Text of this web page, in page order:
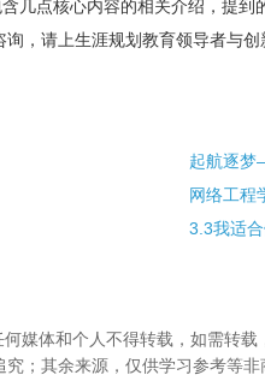
几点核心内容的相关介绍，提到
，请上生涯规划教育领导者与创
何媒体和个人不得转载，如需转
；其余来源，仅供学习参考等非